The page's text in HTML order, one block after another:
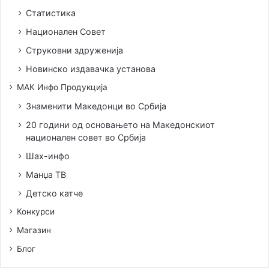
Статистика
Национален Совет
Струковни здруженија
Новинско издавачка установа
МАК Инфо Продукција
Знаменити Македонци во Србија
20 години од основањето на Македонскиот
национален совет во Србија
Шах-инфо
Манџа ТВ
Детско катче
Конкурси
Магазин
Блог